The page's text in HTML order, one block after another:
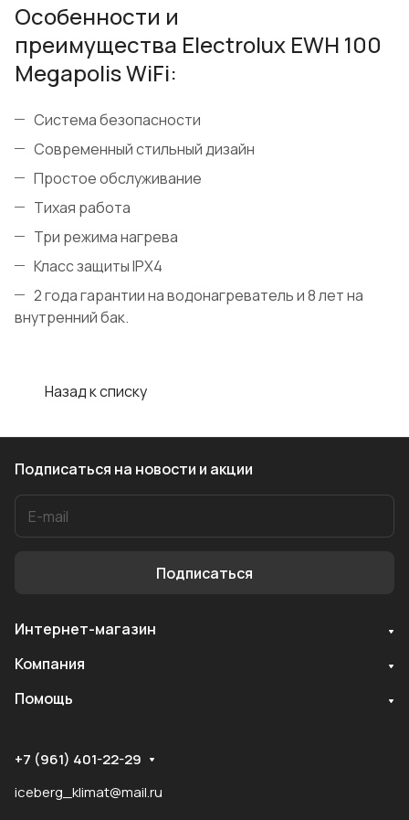
Особенности и
преимущества Electrolux EWH 100
Megapolis WiFi:
Система безопасности
Современный стильный дизайн
Простое обслуживание
Тихая работа
Три режима нагрева
Класс защиты IPX4
2 года гарантии на водонагреватель и 8 лет на
внутренний бак.
Назад к списку
Подписаться на новости и акции
Подписаться
Интернет-магазин
Компания
Помощь
+7 (961) 401-22-29
iceberg_klimat@mail.ru